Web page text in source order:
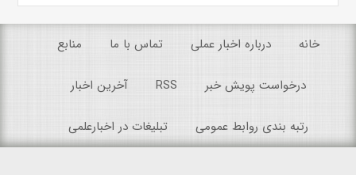
خانه درباره اخبار عملی تماس با ما منابع
درخواست پویش خبر RSS آخرین اخبار
رتبه بندی روابط عمومی تبلیغات در اخبارعلمی